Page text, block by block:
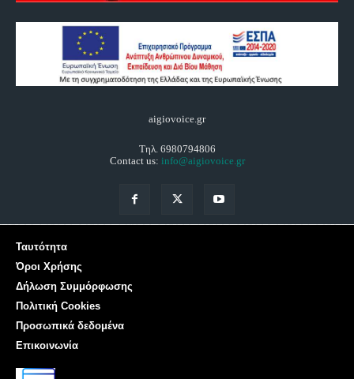
aigiovoice.gr
Τηλ. 6980794806
Contact us: info@aigiovoice.gr
Ταυτότητα
Όροι Χρήσης
Δήλωση Συμμόρφωσης
Πολιτική Cookies
Προσωπικά δεδομένα
Επικοινωνία